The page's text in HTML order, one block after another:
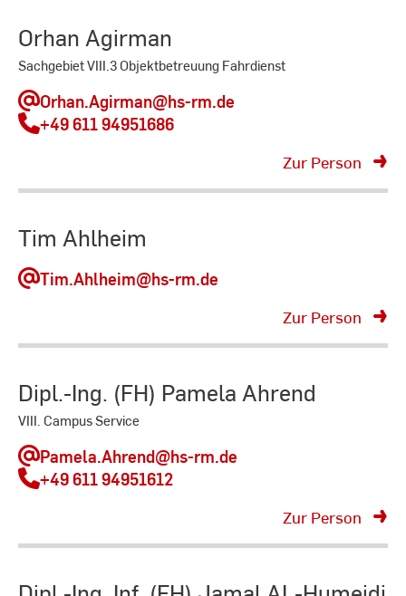
Orhan Agirman
Sachgebiet VIII.3 Objektbetreuung Fahrdienst
Orhan.Agirman@hs-rm.de
+49 611 94951686
Zur Person
Tim Ahlheim
Tim.Ahlheim@hs-rm.de
Zur Person
Dipl.-Ing. (FH) Pamela Ahrend
VIII. Campus Service
Pamela.Ahrend@hs-rm.de
+49 611 94951612
Zur Person